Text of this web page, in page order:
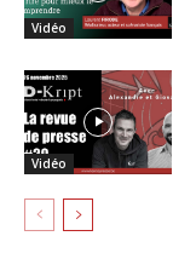
Vidéo
Vidéo